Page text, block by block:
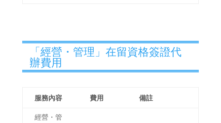
「經營・管理」在留資格簽證代
辦費用
服務內容 費用 備註
經營・管